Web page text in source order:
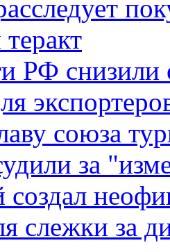
РФ снизили
союза
за
создал
слежки за